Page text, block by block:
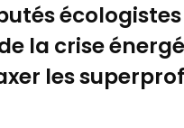
la crise
les